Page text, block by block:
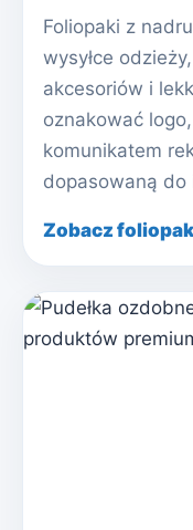
Foliopaki z
wysyłce
akcesoriów i
oznakować
komunikatem
dopasowaną
Zobacz